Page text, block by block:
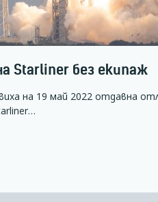
Starliner без екипаж
на 19 май 2022 отдавна